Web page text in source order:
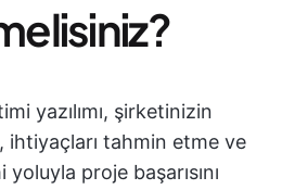
yazılımı, şirketinizin
ihtiyaçları tahmin etme ve
proje başarısını